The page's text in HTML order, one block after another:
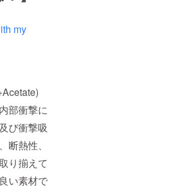
部衝撃に
び衝撃吸
断熱性、
り揃えて
い素材で